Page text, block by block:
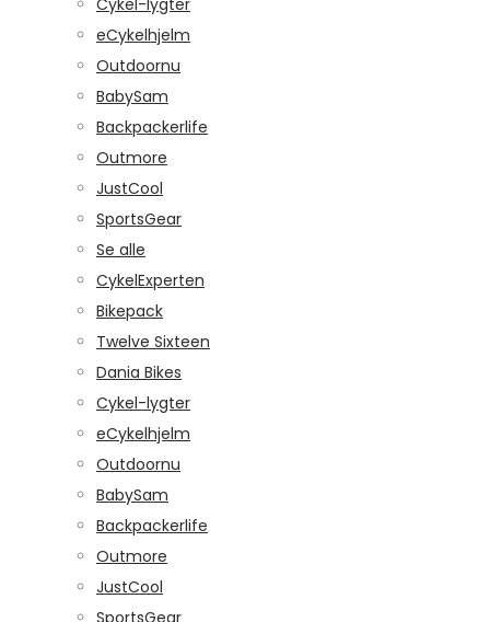
Cykel-lygter
eCykelhjelm
Outdoornu
BabySam
Backpackerlife
Outmore
JustCool
SportsGear
Se alle
CykelExperten
Bikepack
Twelve Sixteen
Dania Bikes
Cykel-lygter
eCykelhjelm
Outdoornu
BabySam
Backpackerlife
Outmore
JustCool
SportsGear